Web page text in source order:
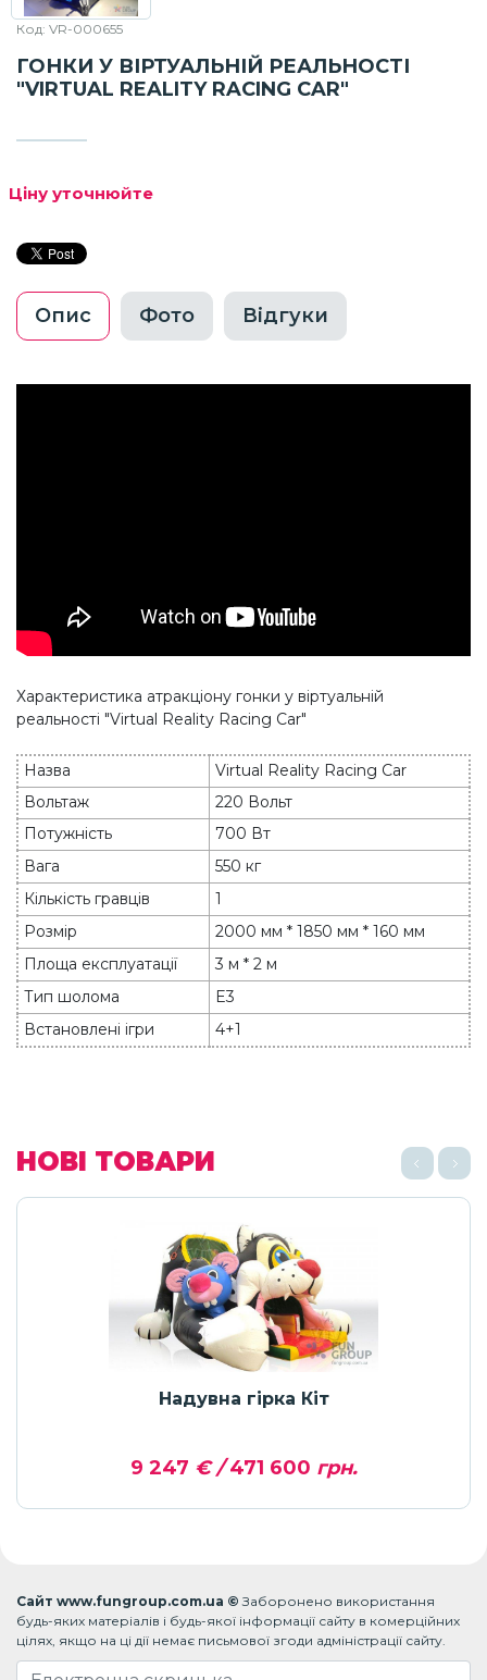
Код: VR-000655
ГОНКИ У ВІРТУАЛЬНІЙ РЕАЛЬНОСТІ
"VIRTUAL REALITY RACING CAR"
Ціну уточнюйте
Опис Фото Відгуки
Характеристика атракціону гонки у віртуальній
реальності "Virtual Reality Racing Car"
Назва
Virtual Reality Racing Car
Вольтаж
220 Вольт
Потужність
700 Вт
Вага
550 кг
Кількість гравців
1
Розмір
2000 мм * 1850 мм * 160 мм
Площа експлуатації
3 м * 2 м
Тип шолома
E3
Встановлені ігри
4+1
НОВІ ТОВАРИ
Надувна гірка Кіт
9 247 € /471 600 грн.
Сайт www.fungroup.com.ua ©Заборонено використання
будь-яких матеріалів і будь-якої інформації сайту в комерційних
цілях, якщо на ці дії немає письмової згоди адміністрації сайту.